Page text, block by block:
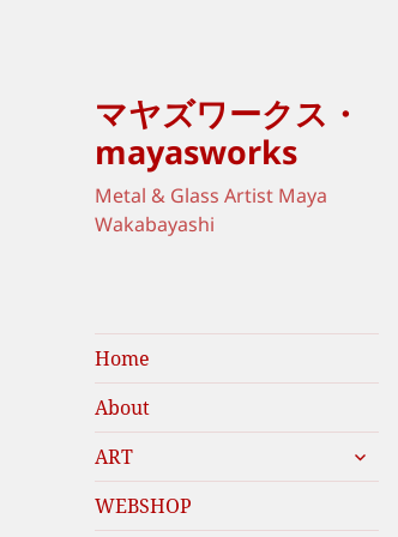
マヤズワークス・
mayasworks
Metal & Glass Artist Maya
Wakabayashi
Home
About
ART
expand
child
WEBSHOP